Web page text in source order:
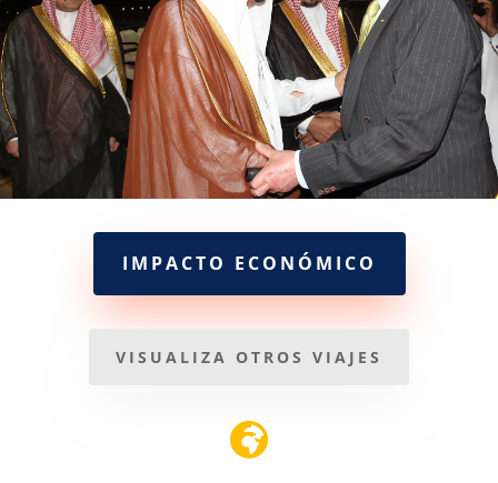
IMPACTO ECONÓMICO
VISUALIZA OTROS VIAJES
